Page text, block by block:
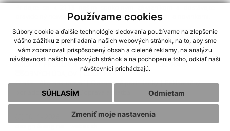
Používame cookies
Súbory cookie a ďalšie technológie sledovania používame na zlepšenie
vášho zážitku z prehliadania našich webových stránok, na to, aby sme
vám zobrazovali prispôsobený obsah a cielené reklamy, na analýzu
návštevnosti našich webových stránok a na pochopenie toho, odkiaľ naši
návštevníci prichádzajú.
SÚHLASÍM Odmietam
Zmeniť moje nastavenia
pravidelný newsletter s aktuálnymi akciami, súťažami a novinkami.
Súhlasím so spracovaním osobných údajov
AKCIOVÉ PRODUKTY
NAJNOVŠIE V PONUKE |
OCHRANA
COOKIES
O nás|Ako nakupovať|Obchodné podmienky|Reklamačný
poriadok|Kontakt|
design & engine |webex.sk